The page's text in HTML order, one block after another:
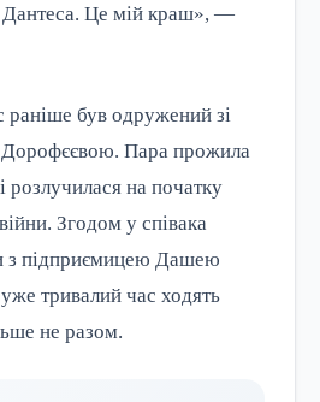
Це мій краш», —
був одружений зі
Дорофєєвою. Пара прожила
розлучилася на початку
Згодом у співака
з підприємицею Дашею
тривалий час ходять
не разом.